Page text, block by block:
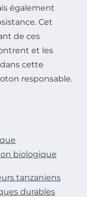
également
Cet
de ces
et les
cette
responsable.
biologique
tanzaniens
durables